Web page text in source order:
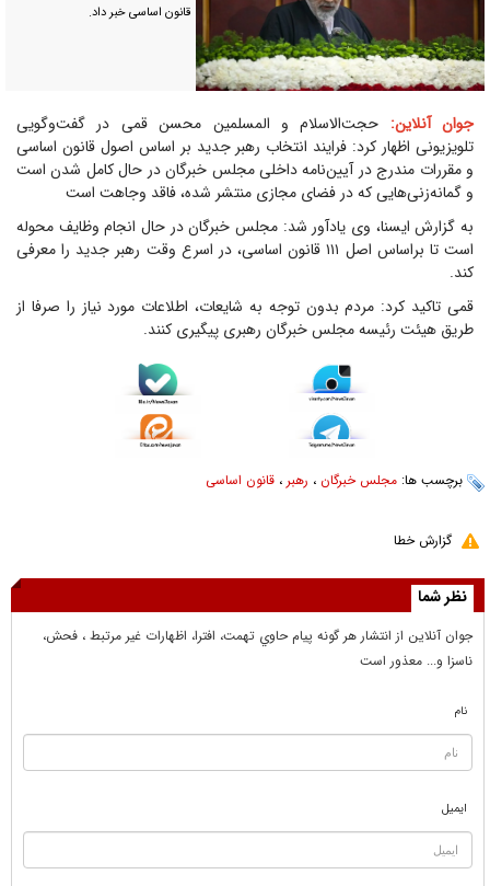
قانون اساسی خبر داد.
جوان آنلاین: حجت‌الاسلام و المسلمین محسن قمی در گفت‌وگویی
تلویزیونی اظهار کرد: فرایند انتخاب رهبر جدید بر اساس اصول قانون اساسی
و مقررات مندرج در آیین‌نامه داخلی مجلس خبرگان در حال کامل شدن است
و گمانه‌زنی‌هایی که در فضای مجازی منتشر شده، فاقد وجاهت است
به گزارش ایسنا، وی یادآور شد: مجلس خبرگان در حال انجام وظایف محوله
است تا براساس اصل ۱۱۱ قانون اساسی، در اسرع وقت رهبر جدید را معرفی
کند.
قمی تاکید کرد: مردم بدون توجه به شایعات، اطلاعات مورد نیاز را صرفا از
طریق هیئت رئیسه مجلس خبرگان رهبری پیگیری کنند.
برچسب ها: مجلس خبرگان ، رهبر ، قانون اساسی
گزارش خطا
نظر شما
جوان آنلاين از انتشار هر گونه پيام حاوي تهمت، افترا، اظهارات غير مرتبط ، فحش،
ناسزا و... معذور است
نام
ایمیل